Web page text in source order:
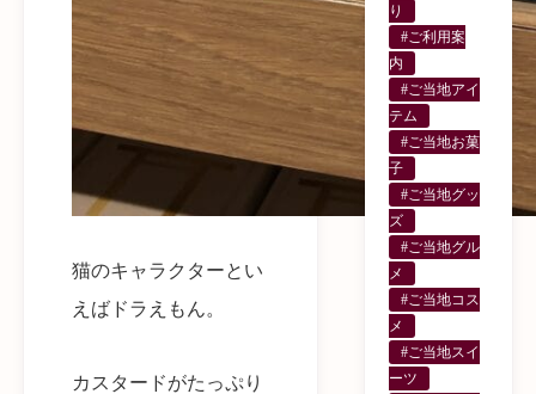
猫のキャラクターとい
えばドラえもん。
カスタードがたっぷり
り
#ご利用案
内
#ご当地アイ
テム
#ご当地お菓
子
#ご当地グッ
ズ
#ご当地グル
メ
#ご当地コス
メ
#ご当地スイ
ーツ